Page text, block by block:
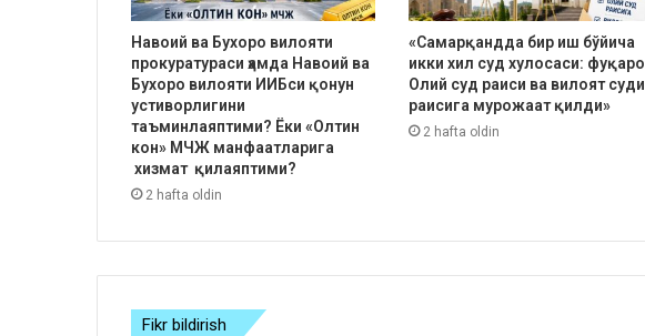
Навоий ва Бухоро вилояти
прокуратураси ҳамда Навоий ва
Бухоро вилояти ИИБси қонун
устиворлигини
таъминлаяптими? Ёки «Олтин
кон» МЧЖ манфаатларига
хизмат қилаяптими?
2 hafta oldin
«Самарқандда бир иш бўйича
икки хил суд хулосаси: фуқаро
Олий суд раиси ва вилоят суди
раисига мурожаат қилди»
2 hafta oldin
Fikr bildirish